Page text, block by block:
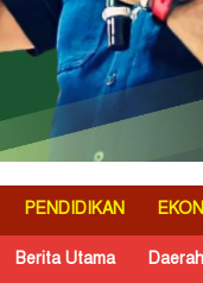
PENDIDIKAN
Berita Utama Daerah